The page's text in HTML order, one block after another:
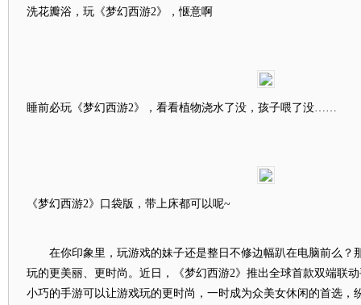
洗花瓣浴，玩《梦幻西游2》，惬意啊
睡前必玩《梦幻西游2》，看看植物浇水了没，孩子喂了没……
《梦幻西游2》口袋版，带上床都可以呢~
在你印象里，玩游戏的妹子还是整日不修边幅趴在电脑前么？
玩的更美丽、更时尚。近日，《梦幻西游2》推出全球首款双端联
小巧的手游可以让游戏玩的更时尚，一时成为众美女休闲的首选，